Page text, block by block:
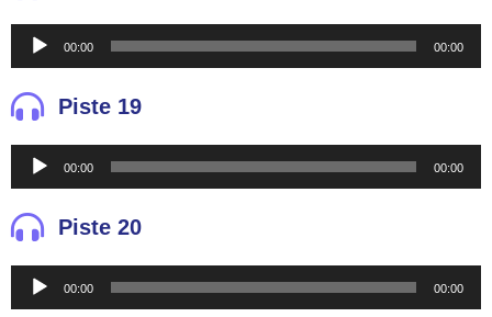
Reproductor
de
audio
00:00 00:00
Piste 19
Reproductor
de
audio
00:00 00:00
Piste 20
Reproductor
de
00:00 00:00